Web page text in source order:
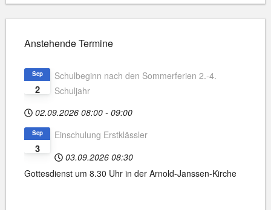
Anstehende Termine
2
Sep
Schulbeginn nach den Sommerferien 2.-4.
Schuljahr
02.09.2026 08:00 - 09:00
3
Sep
Einschulung Erstklässler
03.09.2026 08:30
Gottesdienst um 8.30 Uhr in der Arnold-Janssen-Kirche